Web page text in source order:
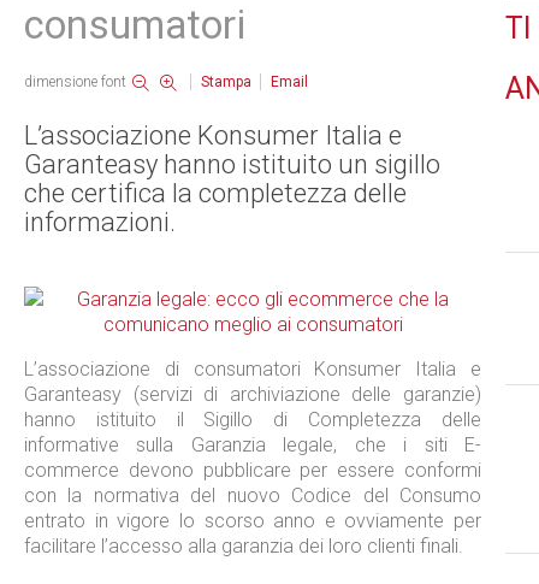
consumatori
dimensione font Stampa Email
L’associazione Konsumer Italia e
Garanteasy hanno istituito un sigillo
che certifica la completezza delle
informazioni.
L’associazione di consumatori Konsumer Italia e
Garanteasy (servizi di archiviazione delle garanzie)
hanno istituito il Sigillo di Completezza delle
informative sulla Garanzia legale, che i siti E-
commerce devono pubblicare per essere conformi
con la normativa del nuovo Codice del Consumo
entrato in vigore lo scorso anno e ovviamente per
facilitare l’accesso alla garanzia dei loro clienti finali.
TI